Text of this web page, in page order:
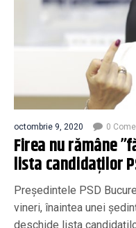
octombrie 9, 2020 0
Firea nu rămâne
lista candidaților
Preşedintele PSD
vineri, înaintea unei
deschide lista